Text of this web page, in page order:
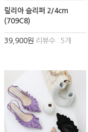
릴리아 슬리퍼 2/4cm
(709C8)
39,900원 리뷰수 : 5개